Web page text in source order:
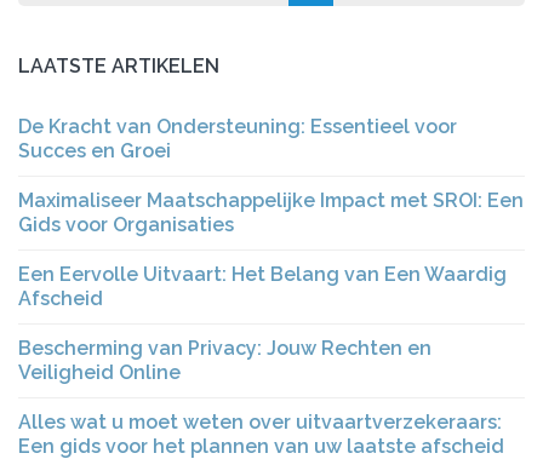
LAATSTE ARTIKELEN
De Kracht van Ondersteuning: Essentieel voor
Succes en Groei
Maximaliseer Maatschappelijke Impact met SROI: Een
Gids voor Organisaties
Een Eervolle Uitvaart: Het Belang van Een Waardig
Afscheid
Bescherming van Privacy: Jouw Rechten en
Veiligheid Online
Alles wat u moet weten over uitvaartverzekeraars:
Een gids voor het plannen van uw laatste afscheid